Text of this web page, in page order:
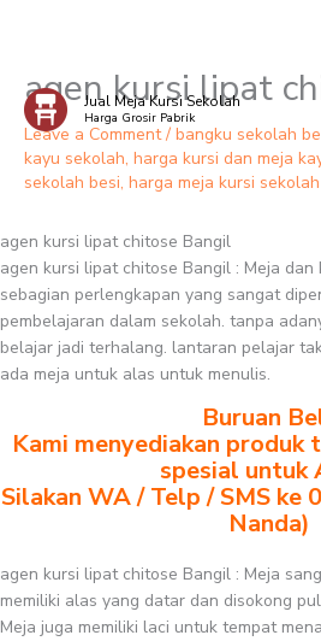
Skip
content
Jual Meja Kursi Sekolah
Harga Grosir Pabrik
agen kursi lipat
Leave a Comment / bangku sekolah
kayu sekolah, harga kursi dan meja
sekolah besi, harga meja kursi
agen kursi lipat chitose Bangil
agen kursi lipat chitose Bangil : Meja
sebagian perlengkapan yang sangat
pembelajaran dalam sekolah. tanpa
belajar jadi terhalang. lantaran pelajar
ada meja untuk alas untuk menulis.
Buruan
Kami menyediakan produk
spesial untuk
Silakan WA / Telp / SMS ke
Nanda)
agen kursi lipat chitose Bangil : Meja
memiliki alas yang datar dan disokong
Meja juga memiliki laci untuk tempat